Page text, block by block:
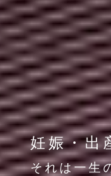
妊娠・出
それは一生